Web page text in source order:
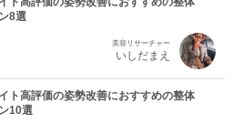
8選
美容リサーチャー
いしだまえ
ト高評価の姿勢改善におすすめの整体
10選